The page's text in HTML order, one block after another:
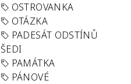
OSTROVANKA
OTÁZKA
PADESÁT ODSTÍNŮ
ŠEDI
PAMÁTKA
PÁNOVÉ